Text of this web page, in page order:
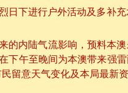
日下进行户外活动及多补
的内陆气流影响，预料本
午至晚间为本澳带来强雷
留意天气变化及本局最新